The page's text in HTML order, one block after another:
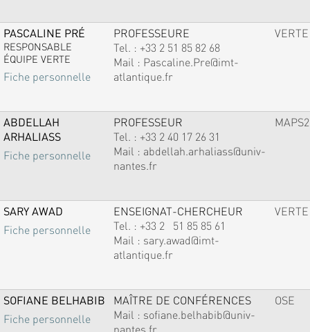
PASCALINE PRÉ
RESPONSABLE
ÉQUIPE VERTE
Fiche personnelle
PROFESSEURE
Tel. : +33 2 51 85 82 68
Mail : Pascaline.Pre@imt-
atlantique.fr
VERTE
ABDELLAH
ARHALIASS
Fiche personnelle
PROFESSEUR
Tel. : +33 2 40 17 26 31
Mail : abdellah.arhaliass@univ-
nantes.fr
MAPS2
SARY AWAD
Fiche personnelle
ENSEIGNAT-CHERCHEUR
Tel. : +33 2 51 85 85 61
Mail : sary.awad@imt-
atlantique.fr
VERTE
SOFIANE BELHABIB
Fiche personnelle
MAÎTRE DE CONFÉRENCES
Mail : sofiane.belhabib@univ-
nantes.fr
OSE